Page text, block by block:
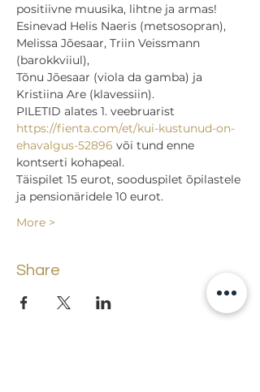
positiivne muusika, lihtne ja armas!
Esinevad Helis Naeris (metsosopran),
Melissa Jõesaar, Triin Veissmann
(barokkviiul),
Tõnu Jõesaar (viola da gamba) ja
Kristiina Are (klavessiin).
PILETID alates 1. veebruarist
https://fienta.com/et/kui-kustunud-on-
ehavalgus-52896 või tund enne
kontserti kohapeal.
Täispilet 15 eurot, sooduspilet õpilastele
ja pensionäridele 10 eurot.
More >
Share